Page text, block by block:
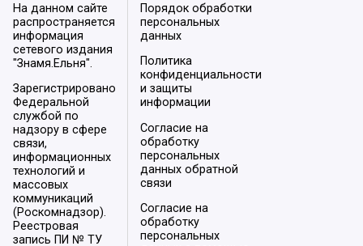
На данном сайте
распространяется
информация
сетевого издания
"Знамя.Ельня".
Зарегистрировано
Федеральной
службой по
надзору в сфере
связи,
информационных
технологий и
массовых
коммуникаций
(Роскомнадзор).
Реестровая
запись ПИ № ТУ
Порядок обработки
персональных
данных
Политика
конфиденциальности
и защиты
информации
Согласие на
обработку
персональных
данных обратной
связи
Согласие на
обработку
персональных